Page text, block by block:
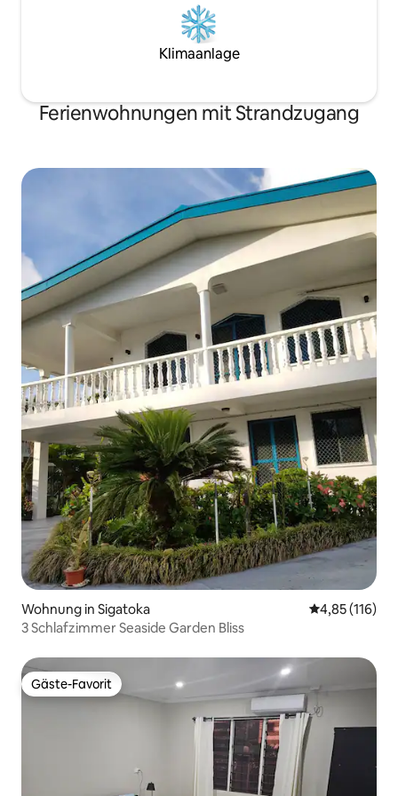
Klimaanlage
Ferienwohnungen mit Strandzugang
Wohnung in Sigatoka
4,85 (116)
3 Schlafzimmer Seaside Garden Bliss
Gäste-Favorit
Gäste-Favorit